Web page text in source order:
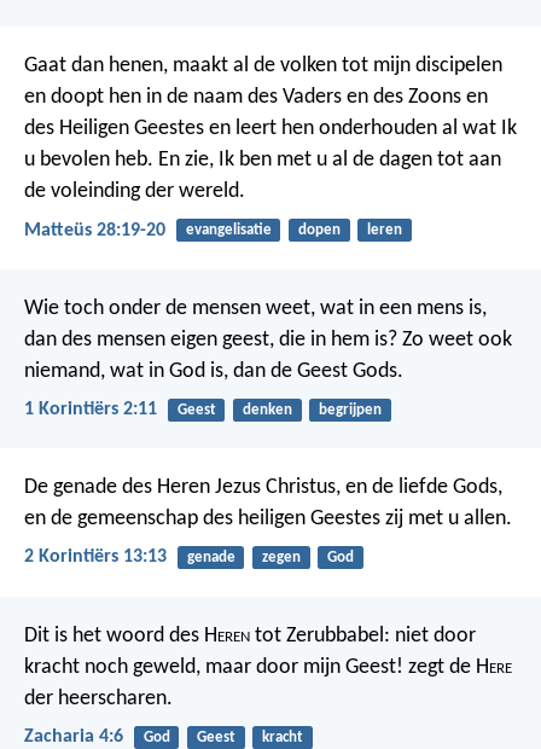
Gaat dan henen, maakt al de volken tot mijn discipelen
en doopt hen in de naam des Vaders en des Zoons en
des Heiligen Geestes en leert hen onderhouden al wat Ik
u bevolen heb. En zie, Ik ben met u al de dagen tot aan
de voleinding der wereld.
Matteüs 28:19-20 evangelisatie dopen leren
Wie toch onder de mensen weet, wat in een mens is,
dan des mensen eigen geest, die in hem is? Zo weet ook
niemand, wat in God is, dan de Geest Gods.
1 Korintiërs 2:11 Geest denken begrijpen
De genade des Heren Jezus Christus, en de liefde Gods,
en de gemeenschap des heiligen Geestes zij met u allen.
2 Korintiërs 13:13 genade zegen God
Dit is het woord des Heren tot Zerubbabel: niet door
kracht noch geweld, maar door mijn Geest! zegt de Here
der heerscharen.
Zacharia 4:6 God Geest kracht